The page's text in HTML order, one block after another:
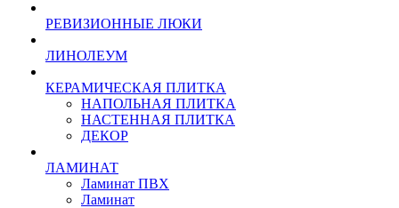
РЕВИЗИОННЫЕ ЛЮКИ
ЛИНОЛЕУМ
КЕРАМИЧЕСКАЯ ПЛИТКА
НАПОЛЬНАЯ ПЛИТКА
НАСТЕННАЯ ПЛИТКА
ДЕКОР
ЛАМИНАТ
Ламинат ПВХ
Ламинат